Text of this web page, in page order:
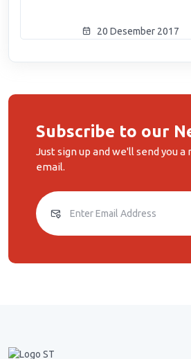
20 Desember 2017
Subscribe to our
Just sign up and we'll send you
email.